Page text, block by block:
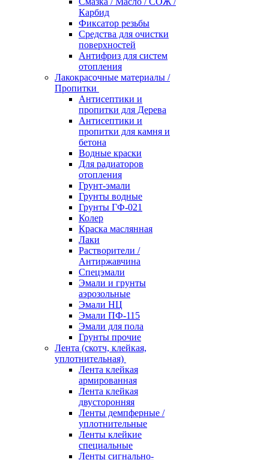
Карбид
Фиксатор резьбы
Средства для очистки
поверхностей
Антифриз для систем
отопления
Лакокрасочные материалы /
Пропитки
Антисептики и
пропитки для Дерева
Антисептики и
пропитки для камня и
бетона
Водные краски
Для радиаторов
отопления
Грунт-эмали
Грунты водные
Грунты ГФ-021
Колер
Краска маслянная
Лаки
Растворители /
Антиржавчина
Спецэмали
Эмали и грунты
аэрозольные
Эмали НЦ
Эмали ПФ-115
Эмали для пола
Грунты прочие
Лента (скотч, клейкая,
уплотнительная)
Лента клейкая
армированная
Лента клейкая
двусторонняя
Ленты демпферные /
уплотнительные
Ленты клейкие
специальные
Ленты сигнально-